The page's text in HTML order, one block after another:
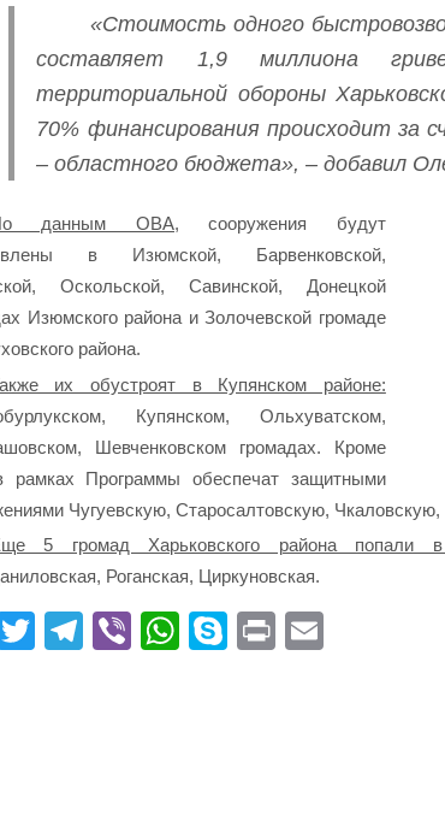
«Стоимость одного
составляет 1,9 миллиона
территориальной обороны
70% финансирования происходит
– областного бюджета», – добавил
данным ОВА, сооружения будут
в Изюмской, Барвенковской,
Оскольской, Савинской, Донецкой
Изюмского района и Золочевской громаде
района.
их обустроят в Купянском районе:
Купянском, Ольхуватском,
Шевченковском громадах. Кроме
рамках Программы обеспечат защитными
Чугуевскую, Старосалтовскую,
5 громад Харьковского района попали в
Роганская, Циркуновская.
Fa T
Te Vi
W
S
Pr